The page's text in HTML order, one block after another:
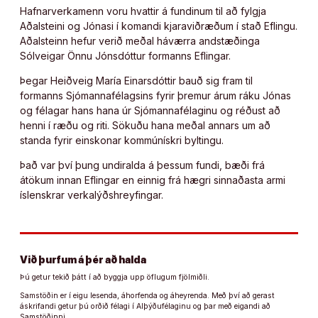
Hafnarverkamenn voru hvattir á fundinum til að fylgja
Aðalsteini og Jónasi í komandi kjaraviðræðum í stað Eflingu.
Aðalsteinn hefur verið meðal háværra andstæðinga
Sólveigar Önnu Jónsdóttur formanns Eflingar.
Þegar Heiðveig María Einarsdóttir bauð sig fram til
formanns Sjómannafélagsins fyrir þremur árum ráku Jónas
og félagar hans hana úr Sjómannafélaginu og réðust að
henni í ræðu og riti. Sökuðu hana meðal annars um að
standa fyrir einskonar kommúnískri byltingu.
Það var því þung undiralda á þessum fundi, bæði frá
átökum innan Eflingar en einnig frá hægri sinnaðasta armi
íslenskrar verkalýðshreyfingar.
Við þurfum á þér að halda
Þú getur tekið þátt í að byggja upp öflugum fjölmiðli.
Samstöðin er í eigu lesenda, áhorfenda og áheyrenda. Með því að gerast
áskrifandi getur þú orðið félagi í Alþýðufélaginu og þar með eigandi að